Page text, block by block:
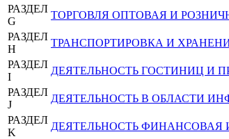
РАЗДЕЛ
G
ТОРГОВЛЯ ОПТОВАЯ И
РАЗДЕЛ
H
ТРАНСПОРТИРОВКА И
РАЗДЕЛ
I
ДЕЯТЕЛЬНОСТЬ ГОСТИНИЦ И
РАЗДЕЛ
J
ДЕЯТЕЛЬНОСТЬ В ОБЛАСТИ
РАЗДЕЛ
K
ДЕЯТЕЛЬНОСТЬ ФИНАНСОВАЯ